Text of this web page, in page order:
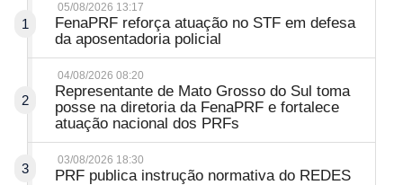
1
05/08/2026 13:17
FenaPRF reforça atuação no STF em defesa
da aposentadoria policial
2
04/08/2026 08:20
Representante de Mato Grosso do Sul toma
posse na diretoria da FenaPRF e fortalece
atuação nacional dos PRFs
3
03/08/2026 18:30
PRF publica instrução normativa do REDES